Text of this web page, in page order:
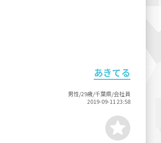
あきてる
男性/29歳/千葉県/会社員
2019-09-11 23:58